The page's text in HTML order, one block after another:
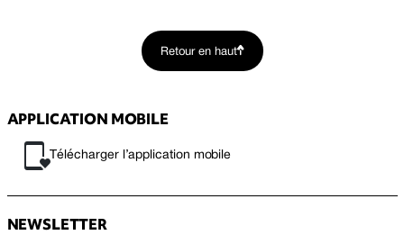
Retour en haut
APPLICATION MOBILE
Télécharger l’application mobile
NEWSLETTER